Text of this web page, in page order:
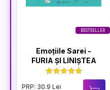
BESTSELLER
Emoțiile Sarei -
FURIA ȘI LINIȘTEA
PRP: 30.9 Lei